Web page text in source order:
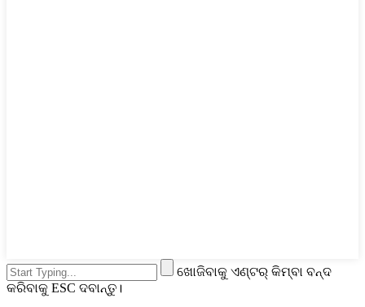
ଖୋଜିବାକୁ ଏଣ୍ଟର୍ କିମ୍ବା ବନ୍ଦ
କରିବାକୁ ESC ଦବାନ୍ତୁ।